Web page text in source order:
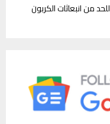
من انبعاثات الكربون